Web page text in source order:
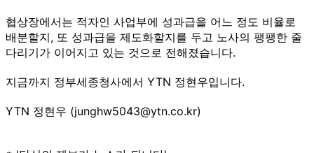
협상장에서는 적자인 사업부에 성과급을 어느 정도 비율로
배분할지, 또 성과급을 제도화할지를 두고 노사의 팽팽한 줄
다리기가 이어지고 있는 것으로 전해졌습니다.
지금까지 정부세종청사에서 YTN 정현우입니다.
YTN 정현우 (junghw5043@ytn.co.kr)